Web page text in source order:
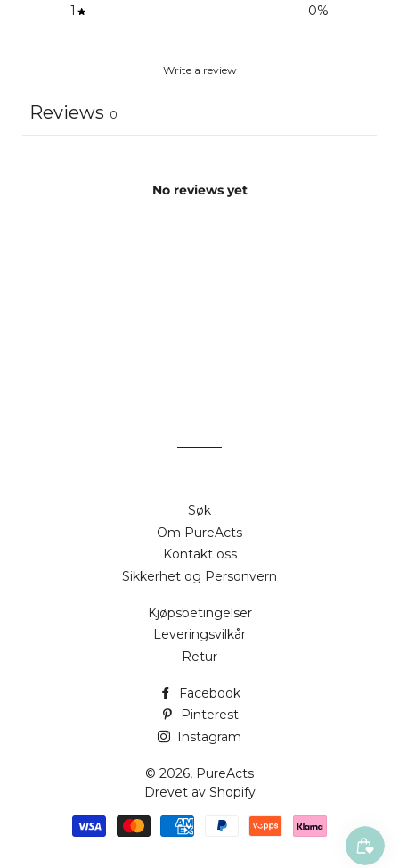
1
0%
Write a review
Reviews 0
No reviews yet
Søk
Om PureActs
Kontakt oss
Sikkerhet og Personvern
Kjøpsbetingelser
Leveringsvilkår
Retur
Facebook
Pinterest
Instagram
© 2026, PureActs
Drevet av Shopify
Betalingsmetoder